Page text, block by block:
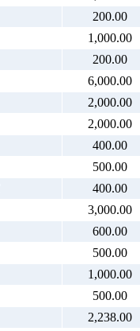
200.00
1,000.00
200.00
6,000.00
2,000.00
2,000.00
400.00
500.00
400.00
3,000.00
600.00
500.00
1,000.00
500.00
2,238.00